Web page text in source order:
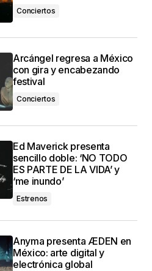
Conciertos
Arcángel regresa a México
con gira y encabezando
festival
Conciertos
Ed Maverick presenta
sencillo doble: ‘NO TODO
ES PARTE DE LA VIDA’ y
‘me inundo’
Estrenos
Anyma presenta ÆDEN en
México: arte digital y
electrónica global